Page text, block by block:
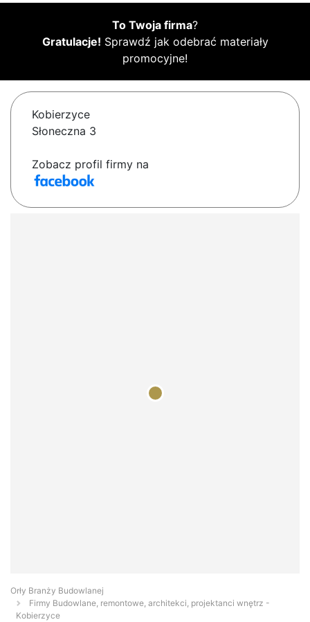
To Twoja firma?
Gratulacje! Sprawdź jak odebrać materiały
promocyjne!
Kobierzyce
Słoneczna 3
Zobacz profil firmy na
Orły Branży Budowlanej
Firmy Budowlane, remontowe, architekci, projektanci wnętrz -
Kobierzyce